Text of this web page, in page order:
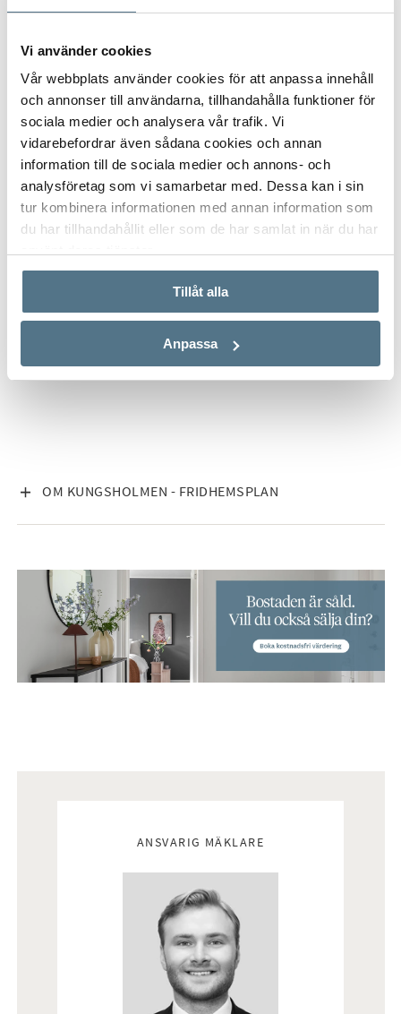
Vi använder cookies
Vår webbplats använder cookies för att anpassa innehåll
och annonser till användarna, tillhandahålla funktioner för
sociala medier och analysera vår trafik. Vi
vidarebefordrar även sådana cookies och annan
information till de sociala medier och annons- och
analysföretag som vi samarbetar med. Dessa kan i sin
tur kombinera informationen med annan information som
du har tillhandahållit eller som de har samlat in när du har
Tillåt alla
Anpassa
OM KUNGSHOLMEN - FRIDHEMSPLAN
VISA INNEHÅLL
ANSVARIG MÄKLARE